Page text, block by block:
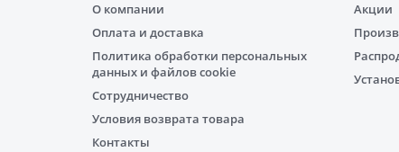
О компании
Оплата и доставка
Политика обработки персональных
данных и файлов cookie
Сотрудничество
Условия возврата товара
Контакты
Акции